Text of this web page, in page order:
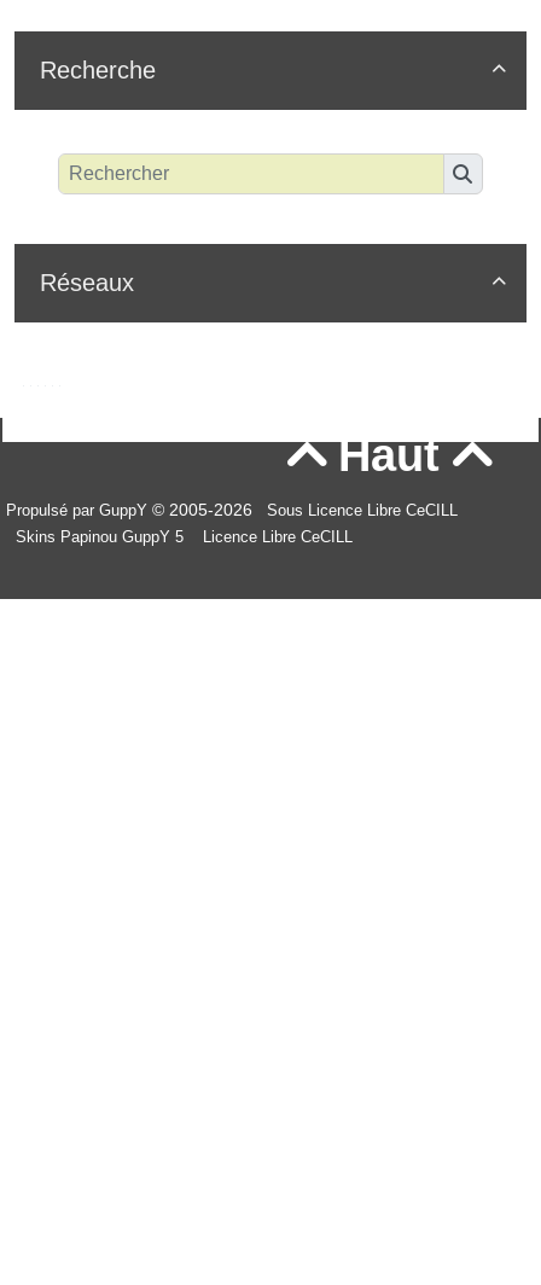

Recherche

Réseaux
Haut
Propulsé par GuppY © 2005-2026
Sous Licence Libre CeCILL
Skins Papinou GuppY 5
Licence Libre CeCILL